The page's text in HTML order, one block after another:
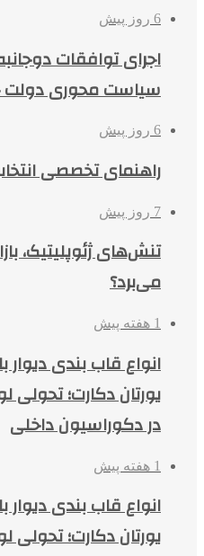
6 روز پیش
اجرای توافقات
سیاست محوری دولت
6 روز پیش
راهنمای تخصصی
7 روز پیش
تنش‌های ژئوپلیتیک،
می‌برد؟
1 هفته پیش
انواع قاب بندی
یورتان دکارت؛
در دکوراسیون داخلی
1 هفته پیش
انواع قاب بندی
یورتان دکارت؛